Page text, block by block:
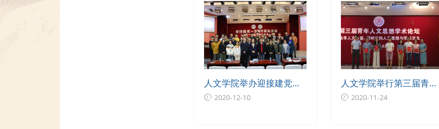
人文学院举办迎接建党一
百周年系列活动——“长
2020-12-10
人文学院举行第三届青年
人文思想学生论坛
2020-11-24